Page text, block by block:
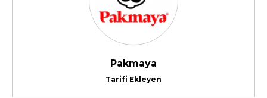
Pakmaya
Tarifi Ekleyen